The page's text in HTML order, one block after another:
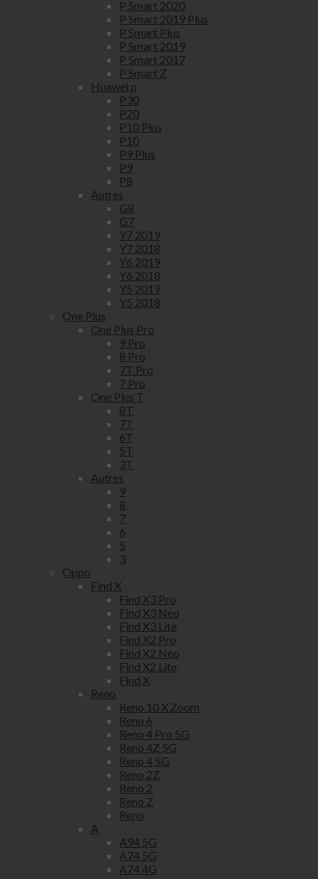
P Smart 2020
P Smart 2019 Plus
P Smart Plus
P Smart 2019
P Smart 2017
P Smart Z
Huawei p
P30
P20
P10 Plus
P10
P9 Plus
P9
P8
Autres
G8
G7
Y7 2019
Y7 2018
Y6 2019
Y6 2018
Y5 2019
Y5 2018
One Plus
One Plus Pro
9 Pro
8 Pro
7T Pro
7 Pro
One Plus T
8T
7T
6T
5T
3T
Autres
9
8
7
6
5
3
Oppo
Find X
Find X3 Pro
Find X3 Neo
Find X3 Lite
Find X2 Pro
Find X2 Neo
Find X2 Lite
Find X
Reno
Reno 10 X Zoom
Reno 6
Reno 4 Pro 5G
Reno 4Z 5G
Reno 4 5G
Reno 2Z
Reno 2
Reno Z
Reno
A
A94 5G
A74 5G
A74 4G